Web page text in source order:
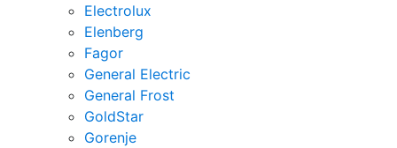
Electrolux
Elenberg
Fagor
General Electric
General Frost
GoldStar
Gorenje